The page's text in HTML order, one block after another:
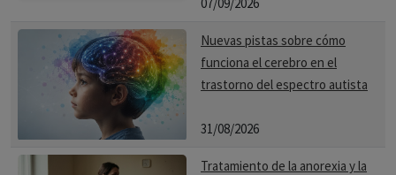
Nuevas pistas sobre cómo
funciona el cerebro en el
trastorno del espectro autista
31/08/2026
Tratamiento de la anorexia y la